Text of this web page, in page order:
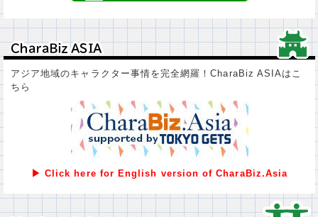
ＣｈａｒａＢｉｚ ＡＳＩＡ
ＣｈａｒａＢｉｚ ＡＳＩＡ
アジア地域のキャラクター事情を完全網羅！CharaBiz ASIAはこ
ちら
▶ Click here for English version of CharaBiz.Asia